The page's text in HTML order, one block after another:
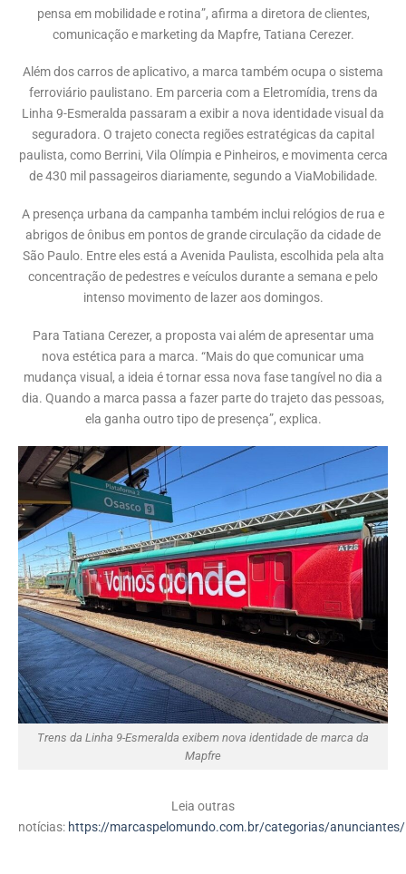
pensa em mobilidade e rotina”, afirma a diretora de clientes,
comunicação e marketing da Mapfre, Tatiana Cerezer.
Além dos carros de aplicativo, a marca também ocupa o sistema
ferroviário paulistano. Em parceria com a Eletromídia, trens da
Linha 9-Esmeralda passaram a exibir a nova identidade visual da
seguradora. O trajeto conecta regiões estratégicas da capital
paulista, como Berrini, Vila Olímpia e Pinheiros, e movimenta cerca
de 430 mil passageiros diariamente, segundo a ViaMobilidade.
A presença urbana da campanha também inclui relógios de rua e
abrigos de ônibus em pontos de grande circulação da cidade de
São Paulo. Entre eles está a Avenida Paulista, escolhida pela alta
concentração de pedestres e veículos durante a semana e pelo
intenso movimento de lazer aos domingos.
Para Tatiana Cerezer, a proposta vai além de apresentar uma
nova estética para a marca. “Mais do que comunicar uma
mudança visual, a ideia é tornar essa nova fase tangível no dia a
dia. Quando a marca passa a fazer parte do trajeto das pessoas,
ela ganha outro tipo de presença”, explica.
Trens da Linha 9-Esmeralda exibem nova identidade de marca da
Mapfre
Leia outras
notícias: https://marcaspelomundo.com.br/categorias/anunciantes/